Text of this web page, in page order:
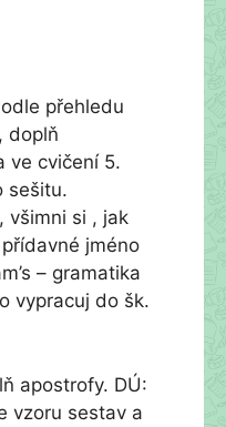
přehledu
doplň
ve cvičení 5.
sešitu.
všimni si , jak
jméno
– gramatika
vypracuj do šk.
apostrofy. DÚ:
vzoru sestav a